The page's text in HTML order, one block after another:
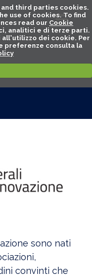
third parties cookies.
use of cookies. To find
read our Cookie
analitici e di terze parti.
all'utilizzo dei cookie. Per
preferenze consulta la
sono nati
convinti che